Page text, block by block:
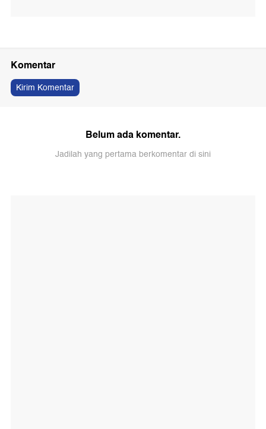
Komentar
Kirim Komentar
Belum ada komentar.
Jadilah yang pertama berkomentar di sini